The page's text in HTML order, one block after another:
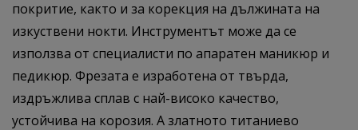
покритие, както и за корекция на дължината на
изкуствени нокти. Инструментът може да се
използва от специалисти по апаратен маникюр и
педикюр. Фрезата е изработена от твърда,
издръжлива сплав с най-високо качество,
устойчива на корозия. А златното титаниево